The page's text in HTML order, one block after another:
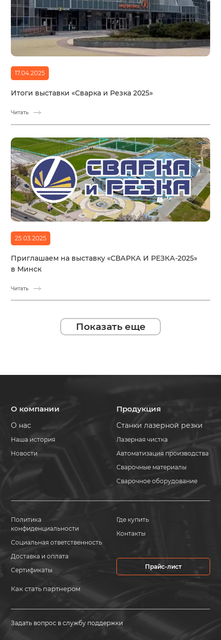
17.04.2025
Итоги выставки «Сварка и Резка 2025»
Читать
25.03.2025
Приглашаем на выставку «СВАРКА И РЕЗКА-2025»
в Минск
Читать
Показать еще
О компании
О нас
Наша история
Новости
Продукция
Станки лазерной резки
Лазерная чистка
Автоматизация производства
Сварочные материалы
Сварочное оборудование
Политика
конфиденциальности
Социальная ответственность
Доставка и оплата
Сертификаты
Как стать партнером
Где купить
Контакты
Прайс-лист
Задать вопрос в службу поддержки